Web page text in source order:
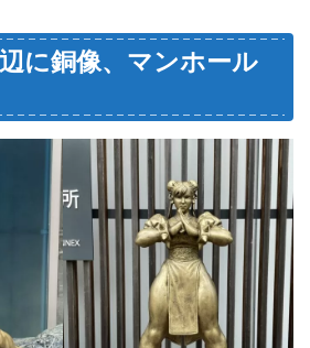
に銅像、マンホール